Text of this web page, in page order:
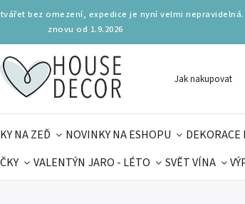
bez omezení, expedice je nyní velmi
znovu od 1.9.2026
Jak nakupovat
NA ZEĎ NOVINKY NA ESHOPU DEKORACE
VALENTÝN JARO - LÉTO SVĚT VÍNA